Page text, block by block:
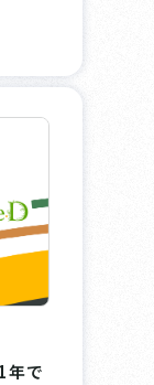
年で